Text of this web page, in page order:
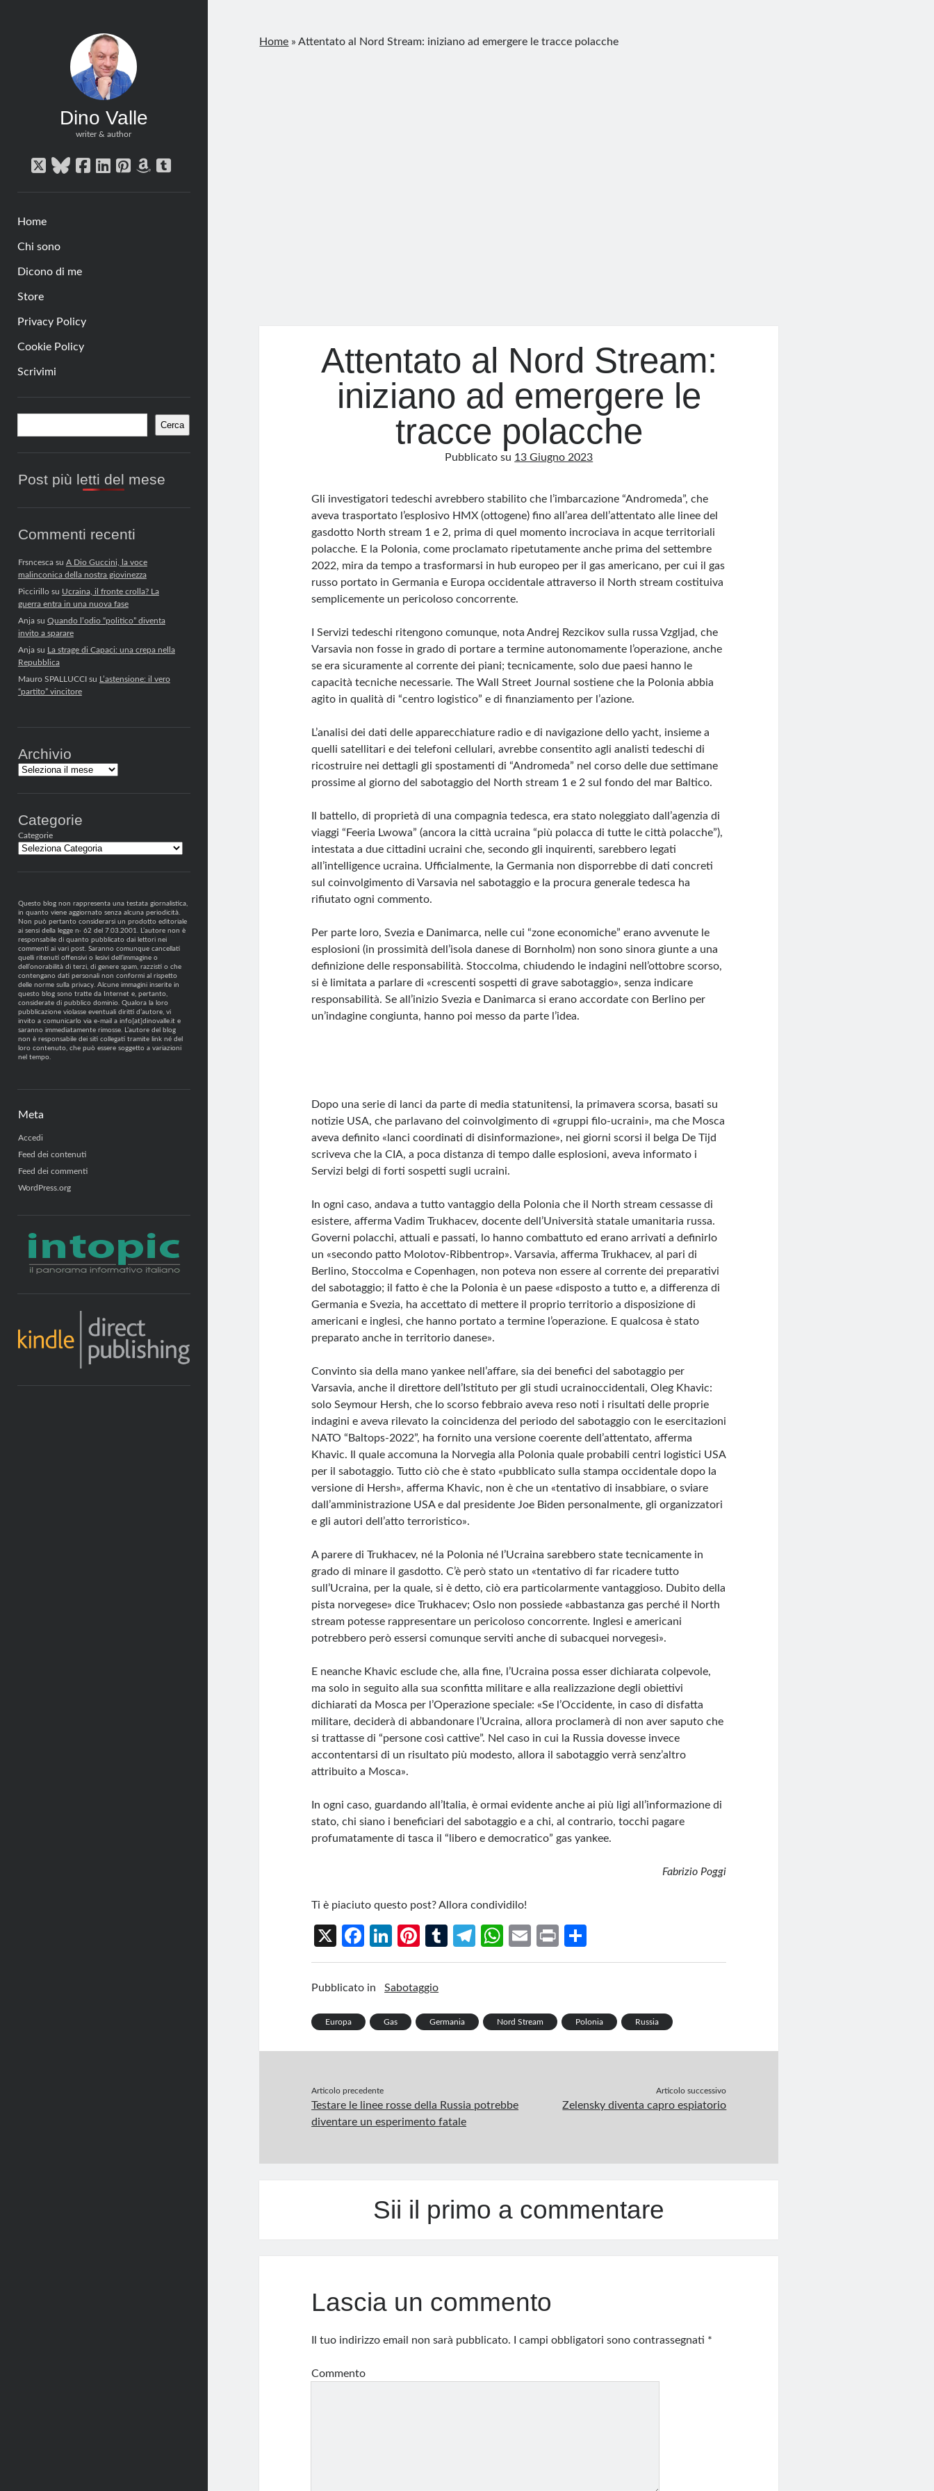
Dino Valle
writer & author
twitterbluesky
facebook
linkedin
pinterest
amazon
tumblr
Home
Chi sono
Dicono di me
Store
Privacy Policy
Cookie Policy
Scrivimi
Barra
laterale
Cerca
Post più letti del mese
Commenti recenti
Frsncescasu A Dio Guccini, la voce
malinconica della nostra giovinezza
Piccirillosu Ucraina, il fronte crolla? La
guerra entra in una nuova fase
Anjasu Quando l’odio “politico” diventa
invito a sparare
Anjasu La strage di Capaci: una crepa nella
Repubblica
Mauro SPALLUCCIsu L’astensione: il vero
“partito” vincitore
Archivio
Archivi
Categorie
Categorie
Questo blog non rappresenta una testata giornalistica,
in quanto viene aggiornato senza alcuna periodicità.
Non può pertanto considerarsi un prodotto editoriale
ai sensi della legge n· 62 del 7.03.2001. L’autore non è
responsabile di quanto pubblicato dai lettori nei
commenti ai vari post. Saranno comunque cancellati
quelli ritenuti offensivi o lesivi dell’immagine o
dell’onorabilità di terzi, di genere spam, razzisti o che
contengano dati personali non conformi al rispetto
delle norme sulla privacy. Alcune immagini inserite in
questo blog sono tratte da Internet e, pertanto,
considerate di pubblico dominio. Qualora la loro
pubblicazione violasse eventuali diritti d’autore, vi
invito a comunicarlo via e-mail a info[at]dinovalle.it e
saranno immediatamente rimosse. L’autore del blog
non è responsabile dei siti collegati tramite link né del
loro contenuto, che può essere soggetto a variazioni
nel tempo.
Meta
Accedi
Feed dei contenuti
Feed dei commenti
WordPress.org
Home »Attentato al Nord Stream: iniziano ad emergere le tracce polacche
Attentato al Nord Stream:
iniziano ad emergere le
tracce polacche
Pubblicato su 13 Giugno 2023
Gli investigatori tedeschi avrebbero stabilito che l’imbarcazione “Andromeda”, che
aveva trasportato l’esplosivo HMX (ottogene) fino all’area dell’attentato alle linee del
gasdotto North stream 1 e 2, prima di quel momento incrociava in acque territoriali
polacche. E la Polonia, come proclamato ripetutamente anche prima del settembre
2022, mira da tempo a trasformarsi in hub europeo per il gas americano, per cui il gas
russo portato in Germania e Europa occidentale attraverso il North stream costituiva
semplicemente un pericoloso concorrente.
I Servizi tedeschi ritengono comunque, nota Andrej Rezcikov sulla russa Vzgljad, che
Varsavia non fosse in grado di portare a termine autonomamente l’operazione, anche
se era sicuramente al corrente dei piani; tecnicamente, solo due paesi hanno le
capacità tecniche necessarie. The Wall Street Journal sostiene che la Polonia abbia
agito in qualità di “centro logistico” e di finanziamento per l’azione.
L’analisi dei dati delle apparecchiature radio e di navigazione dello yacht, insieme a
quelli satellitari e dei telefoni cellulari, avrebbe consentito agli analisti tedeschi di
ricostruire nei dettagli gli spostamenti di “Andromeda” nel corso delle due settimane
prossime al giorno del sabotaggio del North stream 1 e 2 sul fondo del mar Baltico.
Il battello, di proprietà di una compagnia tedesca, era stato noleggiato dall’agenzia di
viaggi “Feeria Lwowa” (ancora la città ucraina “più polacca di tutte le città polacche”),
intestata a due cittadini ucraini che, secondo gli inquirenti, sarebbero legati
all’intelligence ucraina. Ufficialmente, la Germania non disporrebbe di dati concreti
sul coinvolgimento di Varsavia nel sabotaggio e la procura generale tedesca ha
rifiutato ogni commento.
Per parte loro, Svezia e Danimarca, nelle cui “zone economiche” erano avvenute le
esplosioni (in prossimità dell’isola danese di Bornholm) non sono sinora giunte a una
definizione delle responsabilità. Stoccolma, chiudendo le indagini nell’ottobre scorso,
si è limitata a parlare di «crescenti sospetti di grave sabotaggio», senza indicare
responsabilità. Se all’inizio Svezia e Danimarca si erano accordate con Berlino per
un’indagine congiunta, hanno poi messo da parte l’idea.
Dopo una serie di lanci da parte di media statunitensi, la primavera scorsa, basati su
notizie USA, che parlavano del coinvolgimento di «gruppi filo-ucraini», ma che Mosca
aveva definito «lanci coordinati di disinformazione», nei giorni scorsi il belga De Tijd
scriveva che la CIA, a poca distanza di tempo dalle esplosioni, aveva informato i
Servizi belgi di forti sospetti sugli ucraini.
In ogni caso, andava a tutto vantaggio della Polonia che il North stream cessasse di
esistere, afferma Vadim Trukhacev, docente dell’Università statale umanitaria russa.
Governi polacchi, attuali e passati, lo hanno combattuto ed erano arrivati a definirlo
un «secondo patto Molotov-Ribbentrop». Varsavia, afferma Trukhacev, al pari di
Berlino, Stoccolma e Copenhagen, non poteva non essere al corrente dei preparativi
del sabotaggio; il fatto è che la Polonia è un paese «disposto a tutto e, a differenza di
Germania e Svezia, ha accettato di mettere il proprio territorio a disposizione di
americani e inglesi, che hanno portato a termine l’operazione. E qualcosa è stato
preparato anche in territorio danese».
Convinto sia della mano yankee nell’affare, sia dei benefici del sabotaggio per
Varsavia, anche il direttore dell’Istituto per gli studi ucrainoccidentali, Oleg Khavic:
solo Seymour Hersh, che lo scorso febbraio aveva reso noti i risultati delle proprie
indagini e aveva rilevato la coincidenza del periodo del sabotaggio con le esercitazioni
NATO “Baltops-2022”, ha fornito una versione coerente dell’attentato, afferma
Khavic. Il quale accomuna la Norvegia alla Polonia quale probabili centri logistici USA
per il sabotaggio. Tutto ciò che è stato «pubblicato sulla stampa occidentale dopo la
versione di Hersh», afferma Khavic, non è che un «tentativo di insabbiare, o sviare
dall’amministrazione USA e dal presidente Joe Biden personalmente, gli organizzatori
e gli autori dell’atto terroristico».
A parere di Trukhacev, né la Polonia né l’Ucraina sarebbero state tecnicamente in
grado di minare il gasdotto. C’è però stato un «tentativo di far ricadere tutto
sull’Ucraina, per la quale, si è detto, ciò era particolarmente vantaggioso. Dubito della
pista norvegese» dice Trukhacev; Oslo non possiede «abbastanza gas perché il North
stream potesse rappresentare un pericoloso concorrente. Inglesi e americani
potrebbero però essersi comunque serviti anche di subacquei norvegesi».
E neanche Khavic esclude che, alla fine, l’Ucraina possa esser dichiarata colpevole,
ma solo in seguito alla sua sconfitta militare e alla realizzazione degli obiettivi
dichiarati da Mosca per l’Operazione speciale: «Se l’Occidente, in caso di disfatta
militare, deciderà di abbandonare l’Ucraina, allora proclamerà di non aver saputo che
si trattasse di “persone così cattive”. Nel caso in cui la Russia dovesse invece
accontentarsi di un risultato più modesto, allora il sabotaggio verrà senz’altro
attribuito a Mosca».
In ogni caso, guardando all’Italia, è ormai evidente anche ai più ligi all’informazione di
stato, chi siano i beneficiari del sabotaggio e a chi, al contrario, tocchi pagare
profumatamente di tasca il “libero e democratico” gas yankee.
Fabrizio Poggi
Ti è piaciuto questo post? Allora condividilo!
X
Fa
ce
b
o
k
Li
n
ke
n
Pi
nt
er
t
T
u
r
Te
le
m
W
h
A
p
E
m
Pr
in h
Pubblicato in Sabotaggio
Europa Gas Germania Nord Stream Polonia Russia
Articolo precedente
Testare le linee rosse della Russia potrebbe
diventare un esperimento fatale
Articolo successivo
Zelensky diventa capro espiatorio
Sii il primo a commentare
Lascia un commento
Il tuo indirizzo email non sarà pubblicato. I campi obbligatori sono contrassegnati *
Commento